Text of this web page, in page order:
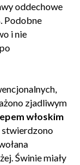
oddechowe
Podobne
i nie
zjadliwym
włoskim
stwierdzono
Świnie miały